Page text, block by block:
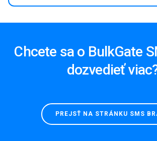
Chcete sa o BulkGate
dozvedieť
PREJSŤ NA STRÁNKU SMS